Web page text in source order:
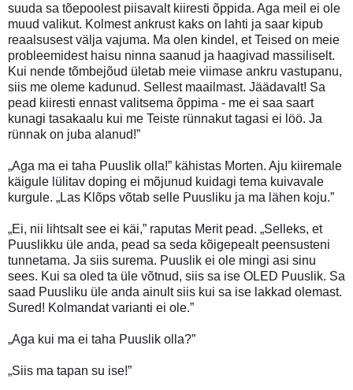
suuda sa tõepoolest piisavalt kiiresti õppida. Aga meil ei ole
muud valikut. Kolmest ankrust kaks on lahti ja saar kipub
reaalsusest välja vajuma. Ma olen kindel, et Teised on meie
probleemidest haisu ninna saanud ja haagivad massiliselt.
Kui nende tõmbejõud ületab meie viimase ankru vastupanu,
siis me oleme kadunud. Sellest maailmast. Jäädavalt! Sa
pead kiiresti ennast valitsema õppima - me ei saa saart
kunagi tasakaalu kui me Teiste rünnakut tagasi ei löö. Ja
rünnak on juba alanud!”
„Aga ma ei taha Puuslik olla!” kähistas Morten. Aju kiiremale
käigule lülitav doping ei mõjunud kuidagi tema kuivavale
kurgule. „Las Klõps võtab selle Puusliku ja ma lähen koju.”
„Ei, nii lihtsalt see ei käi,” raputas Merit pead. „Selleks, et
Puuslikku üle anda, pead sa seda kõigepealt peensusteni
tunnetama. Ja siis surema. Puuslik ei ole mingi asi sinu
sees. Kui sa oled ta üle võtnud, siis sa ise OLED Puuslik. Sa
saad Puusliku üle anda ainult siis kui sa ise lakkad olemast.
Sured! Kolmandat varianti ei ole.”
„Aga kui ma ei taha Puuslik olla?”
„Siis ma tapan su ise!”